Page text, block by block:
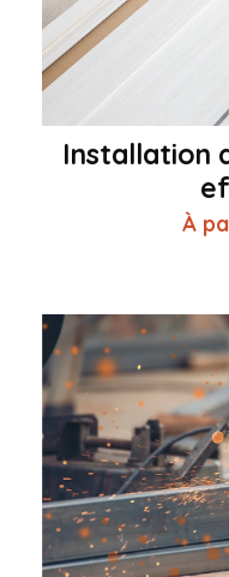
Installation
À